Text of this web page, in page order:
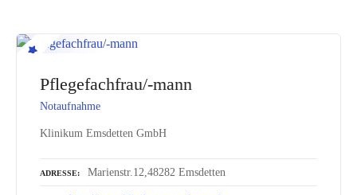
Pflegefachfrau/-mann
Notaufnahme
Klinikum Emsdetten GmbH
ADRESSE Marienstr.12,48282 Emsdetten